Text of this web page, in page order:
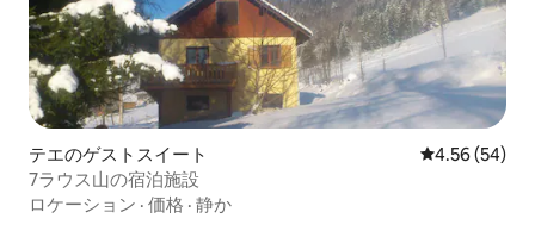
テエのゲストスイート レビュー54
4.56 (54)
7ラウス山の宿泊施設
ロケーション · 価格 · 静か